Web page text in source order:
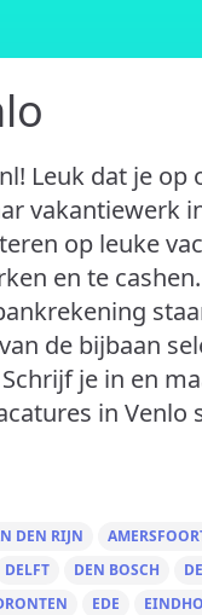
Leuk dat je
vakantiewerk
op leuke
en te
de bijbaan
je in en
in
DEN RIJN
DELFT DEN BOSCH
EDE